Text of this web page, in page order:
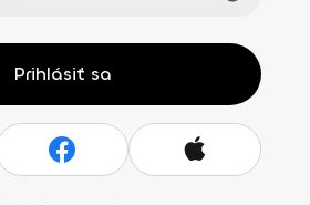
Prihlásiť sa